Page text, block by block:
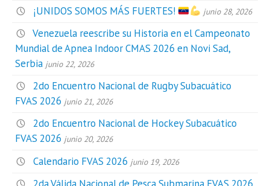
¡UNIDOS SOMOS MÁS FUERTES! junio 28, 2026
Venezuela reescribe su Historia en el Campeonato
Mundial de Apnea Indoor CMAS 2026 en Novi Sad,
Serbia junio 22, 2026
2do Encuentro Nacional de Rugby Subacuático
FVAS 2026 junio 21, 2026
2do Encuentro Nacional de Hockey Subacuático
FVAS 2026 junio 20, 2026
Calendario FVAS 2026 junio 19, 2026
2da Válida Nacional de Pesca Submarina FVAS 2026